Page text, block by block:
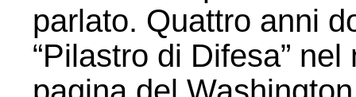
parlato. Quattro anni
“Pilastro di Difesa”